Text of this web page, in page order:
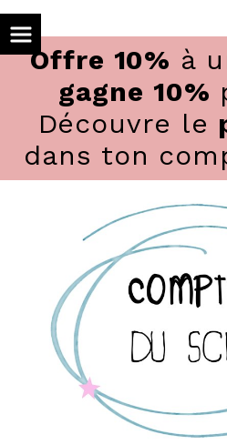
Offre 10% à
gagne 10%
Découvre le
dans ton